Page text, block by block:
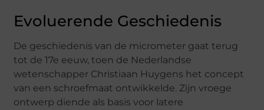
Evoluerende Geschiedenis
De geschiedenis van de micrometer gaat terug
tot de 17e eeuw, toen de Nederlandse
wetenschapper Christiaan Huygens het concept
van een schroefmaat ontwikkelde. Zijn vroege
ontwerp diende als basis voor latere